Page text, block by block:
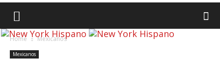
Home Mexicanos
Mexicanos